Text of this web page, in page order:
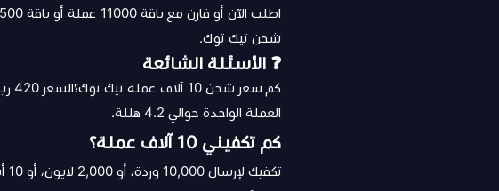
اطلب الآن أو قارن مع باقة 11000 عملة أو باقة 17500 عملة
شحن تيك توك.
❓ الأسئلة الشائعة
العملة الواحدة حوالي 4.2 هللة.
كم تكفيني 10 آلاف عملة؟
تكفيك لإرسال 10,000 وردة، أو 2,000 لايون، أو 10 أسود بحرية، أو صقر واحد + 5000 عملة بقية.